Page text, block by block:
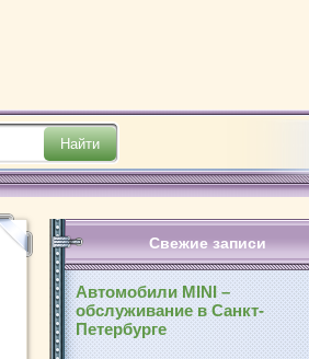
Свежие записи
Автомобили MINI –
обслуживание в Санкт-
Петербурге